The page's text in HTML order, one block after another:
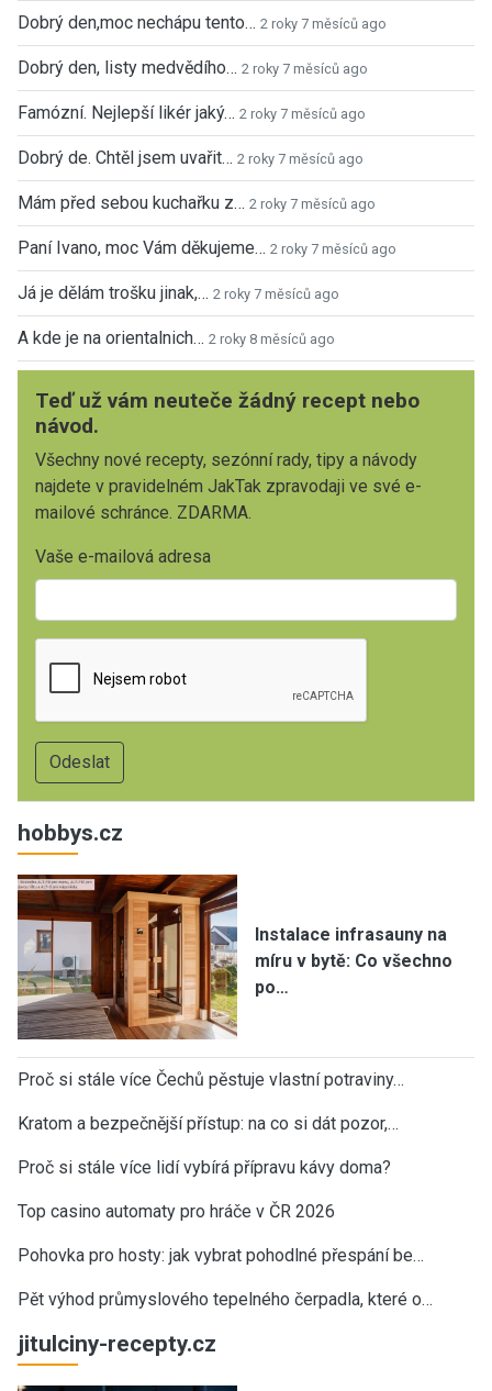
Dobrý den,moc nechápu tento… 2 roky 7 měsíců ago
Dobrý den, listy medvědího… 2 roky 7 měsíců ago
Famózní. Nejlepší likér jaký… 2 roky 7 měsíců ago
Dobrý de. Chtěl jsem uvařit… 2 roky 7 měsíců ago
Mám před sebou kuchařku z… 2 roky 7 měsíců ago
Paní Ivano, moc Vám děkujeme… 2 roky 7 měsíců ago
Já je dělám trošku jinak,… 2 roky 7 měsíců ago
A kde je na orientalnich… 2 roky 8 měsíců ago
Teď už vám neuteče žádný recept nebo
návod.
Všechny nové recepty, sezónní rady, tipy a návody
najdete v pravidelném JakTak zpravodaji ve své e-
mailové schránce. ZDARMA.
Vaše e-mailová adresa
hobbys.cz
Instalace infrasauny na
míru v bytě: Co všechno
po…
Proč si stále více Čechů pěstuje vlastní potraviny…
Kratom a bezpečnější přístup: na co si dát pozor,…
Proč si stále více lidí vybírá přípravu kávy doma?
Top casino automaty pro hráče v ČR 2026
Pohovka pro hosty: jak vybrat pohodlné přespání be…
Pět výhod průmyslového tepelného čerpadla, které o…
jitulciny-recepty.cz